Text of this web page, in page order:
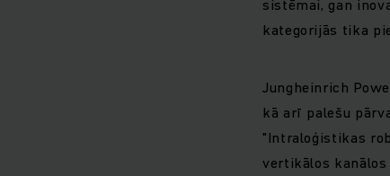
sistēmai, gan
kategorijās tika
Jungheinrich
kā arī palešu
"Intraloģistikas
vertikālos